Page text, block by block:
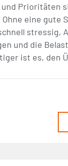
und Prioritäten
Ohne eine gute
stressig,
und die
ist es, den